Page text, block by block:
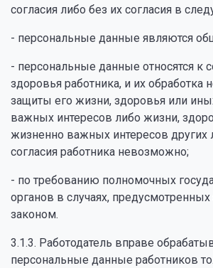
согласия либо без их согласия в
- персональные данные являются
- персональные данные относятся к
здоровья работника, и их обработка
защиты его жизни, здоровья или
важных интересов либо жизни,
жизненно важных интересов других
согласия работника невозможно;
- по требованию полномочных
органов в случаях,
законом.
3.1.3. Работодатель вправе
персональные данные работников